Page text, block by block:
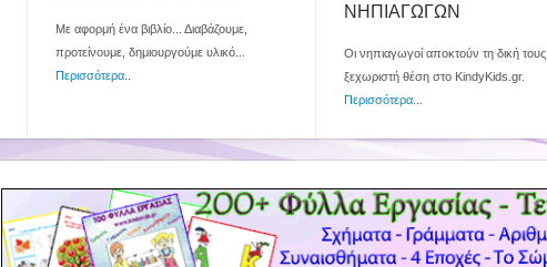
Με αφορμή ένα βιβλίο... Διαβάζουμε,
προτείνουμε, δημιουργούμε υλικό...
Περισσότερα
ΝΗΠΙΑΓΩΓΩΝ
Οι νηπιαγωγοί αποκτούν τη δική τους
ξεχωριστή θέση στο KindyKids.gr.
Περισσότερα...